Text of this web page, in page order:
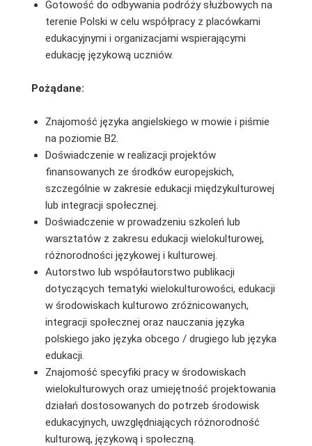
Gotowość do odbywania podróży służbowych na
terenie Polski w celu współpracy z placówkami
edukacyjnymi i organizacjami wspierającymi
edukację językową uczniów.
Pożądane:
Znajomość języka angielskiego w mowie i piśmie
na poziomie B2.
Doświadczenie w realizacji projektów
finansowanych ze środków europejskich,
szczególnie w zakresie edukacji międzykulturowej
lub integracji społecznej.
Doświadczenie w prowadzeniu szkoleń lub
warsztatów z zakresu edukacji wielokulturowej,
różnorodności językowej i kulturowej.
Autorstwo lub współautorstwo publikacji
dotyczących tematyki wielokulturowości, edukacji
w środowiskach kulturowo zróżnicowanych,
integracji społecznej oraz nauczania języka
polskiego jako języka obcego / drugiego lub języka
edukacji.
Znajomość specyfiki pracy w środowiskach
wielokulturowych oraz umiejętność projektowania
działań dostosowanych do potrzeb środowisk
edukacyjnych, uwzględniających różnorodność
kulturową, językową i społeczną.